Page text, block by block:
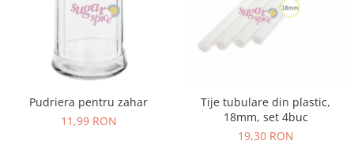
Pudriera pentru zahar
11,99 RON
Tije tubulare din plastic,
18mm, set 4buc
19,30 RON